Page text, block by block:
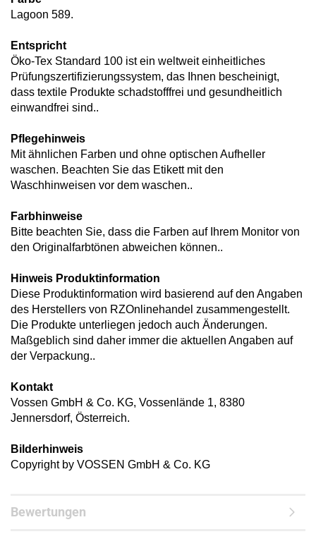
Lagoon 589.
Entspricht
Öko-Tex Standard 100 ist ein weltweit einheitliches
Prüfungszertifizierungssystem, das Ihnen bescheinigt,
dass textile Produkte schadstofffrei und gesundheitlich
einwandfrei sind..
Pflegehinweis
Mit ähnlichen Farben und ohne optischen Aufheller
waschen. Beachten Sie das Etikett mit den
Waschhinweisen vor dem waschen..
Farbhinweise
Bitte beachten Sie, dass die Farben auf Ihrem Monitor von
den Originalfarbtönen abweichen können..
Hinweis Produktinformation
Diese Produktinformation wird basierend auf den Angaben
des Herstellers von RZOnlinehandel zusammengestellt.
Die Produkte unterliegen jedoch auch Änderungen.
Maßgeblich sind daher immer die aktuellen Angaben auf
der Verpackung..
Kontakt
Vossen GmbH & Co. KG, Vossenlände 1, 8380
Jennersdorf, Österreich.
Bilderhinweis
Copyright by VOSSEN GmbH & Co. KG
Bewertungen